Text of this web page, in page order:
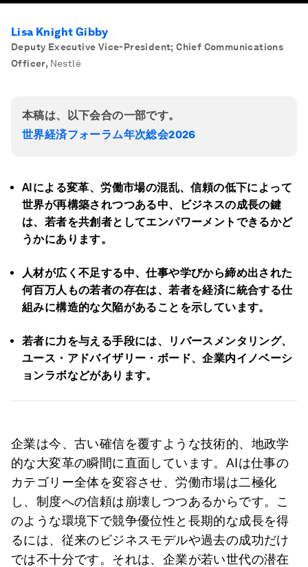
Lisa Knight Gibby
Deputy Executive Vice-President; Chief Communications
Officer, Nestlé
本稿は、以下会合の一部です。
世界経済フォーラム年次総会2026
AIによる変革、労働市場の混乱、信頼の低下によって
世界が再構築されつつある中、ビジネスの成長の鍵
は、若者を共創者としてエンパワーメントできるかど
うかにあります。
人材が広く不足する中、仕事や学びから締め出された
何百万人もの若者の存在は、若者を経済に統合する仕
組みに構造的な欠陥があることを示しています。
若者に力を与える手段には、リバースメンタリング、
ユース・アドバイザリー・ボード、企業内イノベーシ
ョンラボなどがあります。
企業は今、古い確信を覆すような技術的、地政学
的な大変革の瞬間に直面しています。AIは仕事の
カテゴリー全体を変容させ、労働市場は二極化
し、制度への信頼は崩壊しつつあるからです。こ
のような環境下で競争優位性と長期的な成長を得
るには、従来のビジネスモデルや過去の成功だけ
では不十分です。それは、企業が若い世代の潜在